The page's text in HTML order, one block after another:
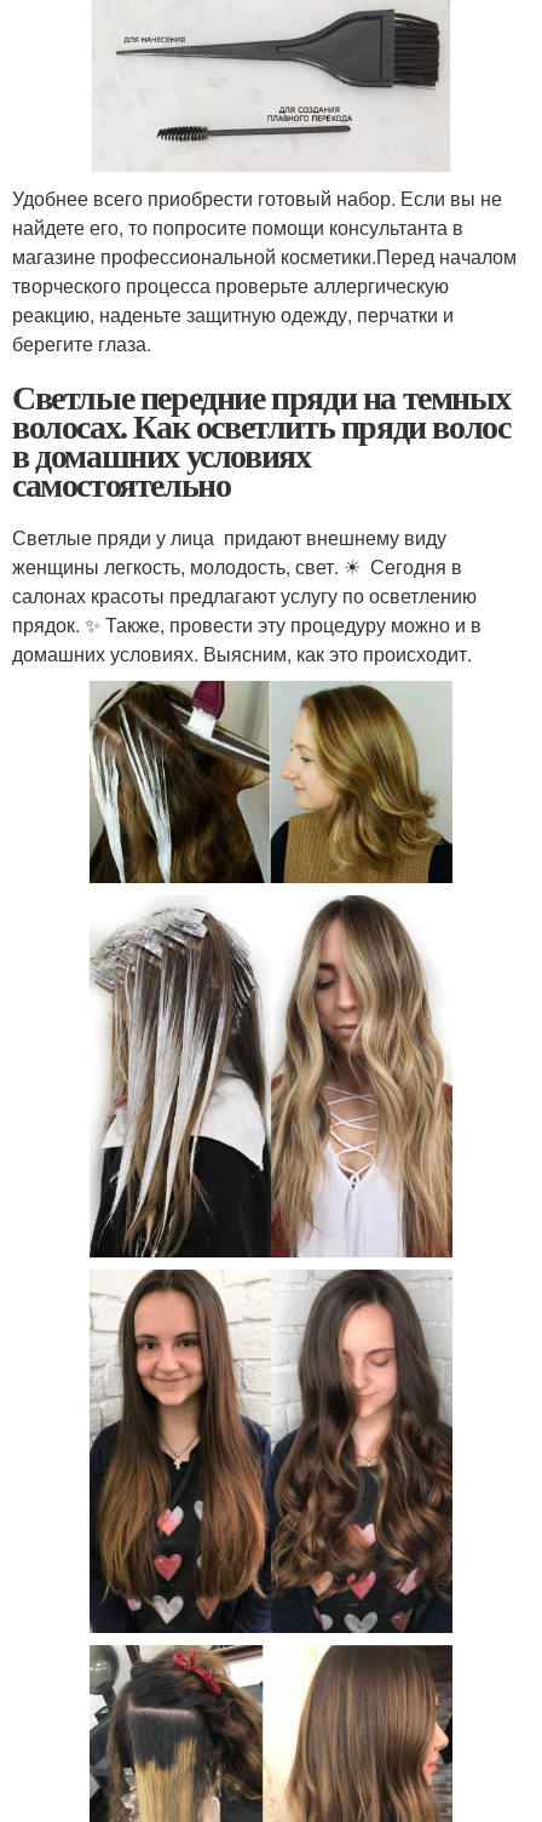
Удобнее всего приобрести готовый набор. Если вы не
найдете его, то попросите помощи консультанта в
магазине профессиональной косметики.Перед началом
творческого процесса проверьте аллергическую
реакцию, наденьте защитную одежду, перчатки и
берегите глаза.
Светлые передние пряди на темных
волосах. Как осветлить пряди волос
в домашних условиях
самостоятельно
Светлые пряди у лица ‍ придают внешнему виду
женщины легкость, молодость, свет. ☀ Сегодня в
салонах красоты предлагают услугу по осветлению
прядок. ✨ Также, провести эту процедуру можно и в
домашних условиях. Выясним, как это происходит.